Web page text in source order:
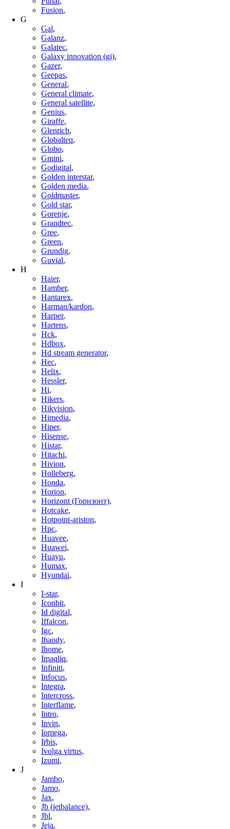
Fusion,
G
Gal,
Galanz,
Galatec,
Galaxy innovation (gi),
Gazer,
Geepas,
General,
General climate,
General satellite,
Genius,
Giraffe,
Glenrich,
Globalteq,
Globo,
Gmini,
Godigital,
Golden interstar,
Golden media,
Goldmaster,
Gold star,
Gorenje,
Grandtec,
Gree,
Green,
Grundig,
Guvial,
H
Haier,
Hamber,
Hantarex,
Harman/kardon,
Harper,
Hartens,
Hck,
Hdbox,
Hd stream generator,
Hec,
Helix,
Hessler,
Hi,
Hikers,
Hikvision,
Himedia,
Hiper,
Hisense,
Histar,
Hitachi,
Hivion,
Holleberg,
Honda,
Horion,
Horizont (Горизонт),
Hotcake,
Hotpoint-ariston,
Hpc,
Huavee,
Huawei,
Huayu,
Humax,
Hyundai,
I
I-star,
Iconbit,
Id digital,
Iffalcon,
Igc,
Ihandy,
Ihome,
Imaqliq,
Infiniti,
Infocus,
Integra,
Intercross,
Interflame,
Intro,
Invin,
Iomega,
Irbis,
Ivolga virtus,
Izumi,
J
Jambo,
Jamo,
Jax,
Jb (jetbalance),
Jbl,
Jeja,